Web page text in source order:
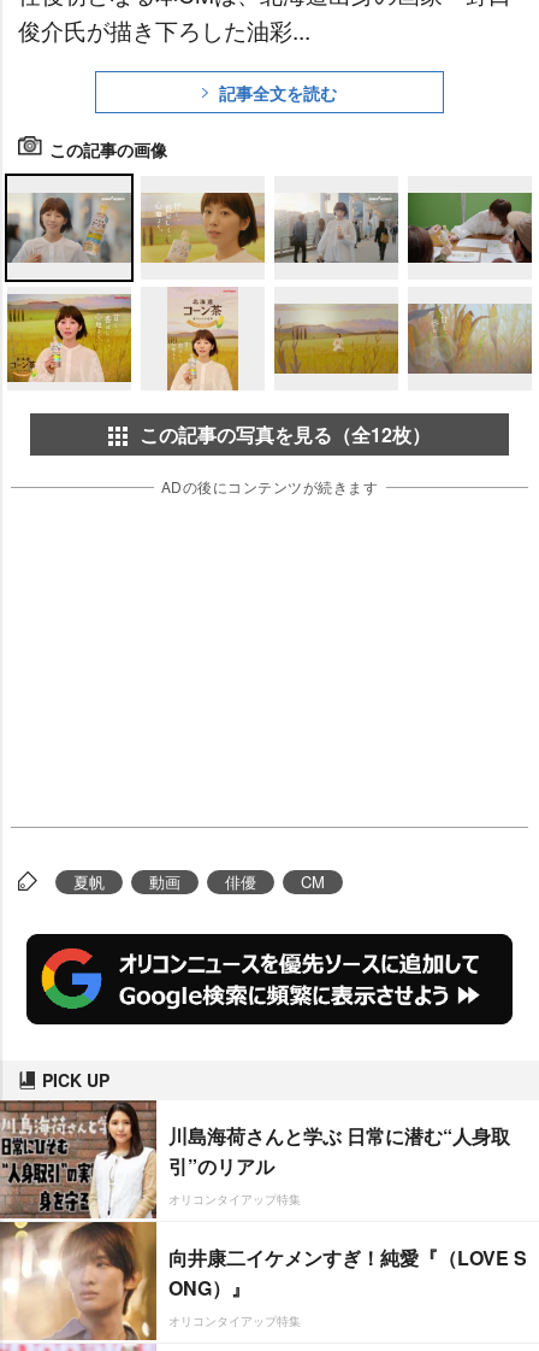
俊介氏が描き下ろした油彩...
記事全文を読む
この記事の画像
この記事の写真を見る（全12枚）
ADの後にコンテンツが続きます
夏帆 動画 俳優 CM
PICK UP
川島海荷さんと学ぶ 日常に潜む“人身取
引”のリアル
オリコンタイアップ特集
向井康二イケメンすぎ！純愛『（LOVE S
ONG）』
オリコンタイアップ特集